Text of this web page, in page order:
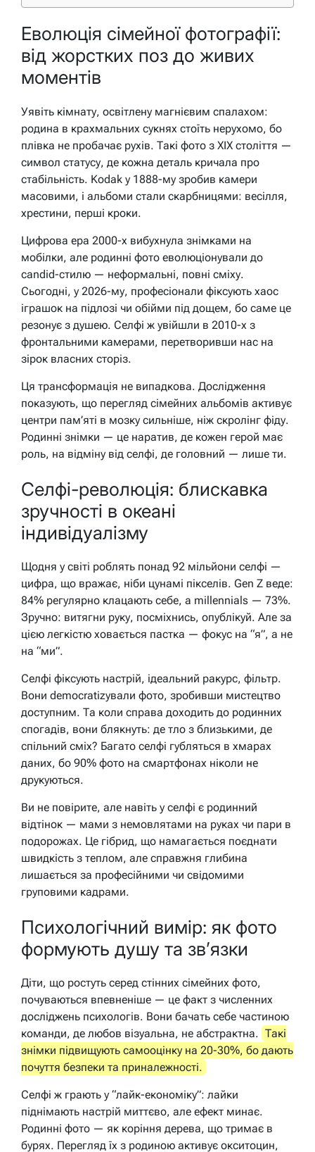
Еволюція сімейної фотографії:
від жорстких поз до живих
моментів
Уявіть кімнату, освітлену магнієвим спалахом:
родина в крахмальних сукнях стоїть нерухомо, бо
плівка не пробачає рухів. Такі фото з XIX століття —
символ статусу, де кожна деталь кричала про
стабільність. Kodak у 1888-му зробив камери
масовими, і альбоми стали скарбницями: весілля,
хрестини, перші кроки.
Цифрова ера 2000-х вибухнула знімками на
мобілки, але родинні фото еволюціонували до
candid-стилю — неформальні, повні сміху.
Сьогодні, у 2026-му, професіонали фіксують хаос
іграшок на підлозі чи обійми під дощем, бо саме це
резонує з душею. Селфі ж увійшли в 2010-х з
фронтальними камерами, перетворивши нас на
зірок власних сторіз.
Ця трансформація не випадкова. Дослідження
показують, що перегляд сімейних альбомів активує
центри пам’яті в мозку сильніше, ніж скролінг фіду.
Родинні знімки — це наратив, де кожен герой має
роль, на відміну від селфі, де головний — лише ти.
Селфі-революція: блискавка
зручності в океані
індивідуалізму
Щодня у світі роблять понад 92 мільйони селфі —
цифра, що вражає, ніби цунамі пікселів. Gen Z веде:
84% регулярно клацають себе, а millennials — 73%.
Зручно: витягни руку, посміхнись, опублікуй. Але за
цією легкістю ховається пастка — фокус на “я”, а не
на “ми”.
Селфі фіксують настрій, ідеальний ракурс, фільтр.
Вони democratizували фото, зробивши мистецтво
доступним. Та коли справа доходить до родинних
спогадів, вони блякнуть: де тло з близькими, де
спільний сміх? Багато селфі губляться в хмарах
даних, бо 90% фото на смартфонах ніколи не
друкуються.
Ви не повірите, але навіть у селфі є родинний
відтінок — мами з немовлятами на руках чи пари в
подорожах. Це гібрид, що намагається поєднати
швидкість з теплом, але справжня глибина
лишається за професійними чи свідомими
груповими кадрами.
Психологічний вимір: як фото
формують душу та зв’язки
Діти, що ростуть серед стінних сімейних фото,
почуваються впевненіше — це факт з численних
досліджень психологів. Вони бачать себе частиною
команди, де любов візуальна, не абстрактна. Такі
знімки підвищують самооцінку на 20-30%, бо дають
почуття безпеки та приналежності.
Селфі ж грають у “лайк-економіку”: лайки
піднімають настрій миттєво, але ефект минає.
Родинні фото — як коріння дерева, що тримає в
бурях. Перегляд їх з родиною активує окситоцин,